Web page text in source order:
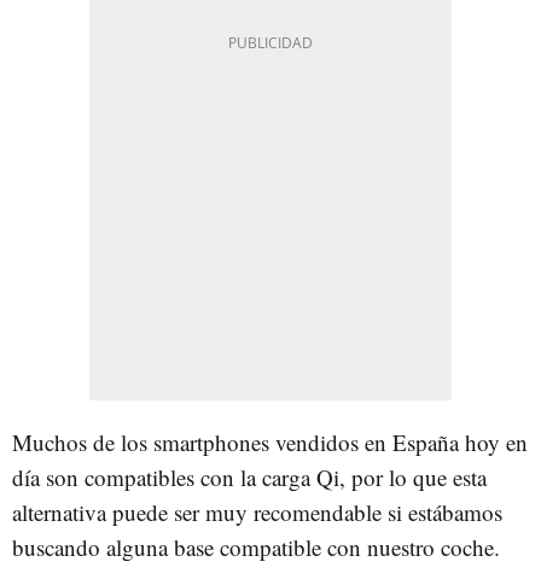
Muchos de los smartphones vendidos en España hoy en
día son compatibles con la carga Qi, por lo que esta
alternativa puede ser muy recomendable si estábamos
buscando alguna base compatible con nuestro coche.